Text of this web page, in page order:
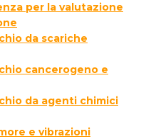
per la valutazione
da scariche
cancerogeno e
da agenti chimici
e vibrazioni